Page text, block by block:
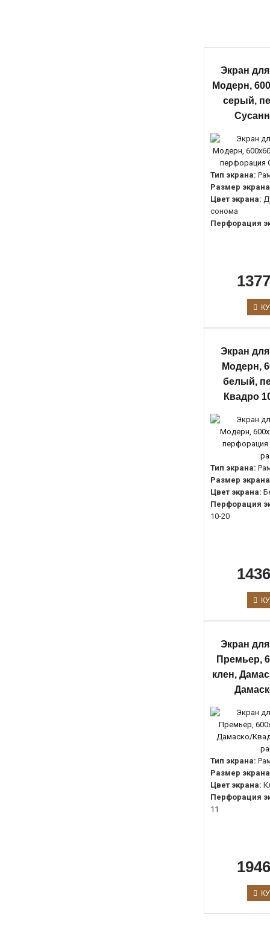
Экран
Модерн,
серый,
Тип экрана:
Размер
Цвет экрана:
сонома
Перфорация
Экран
Модерн,
белый,
Квадро
Тип экрана:
Размер
Цвет экрана:
Перфорация
10-20
Экран
Премьер,
клен,
Тип экрана:
Размер
Цвет экрана:
Перфорация
11